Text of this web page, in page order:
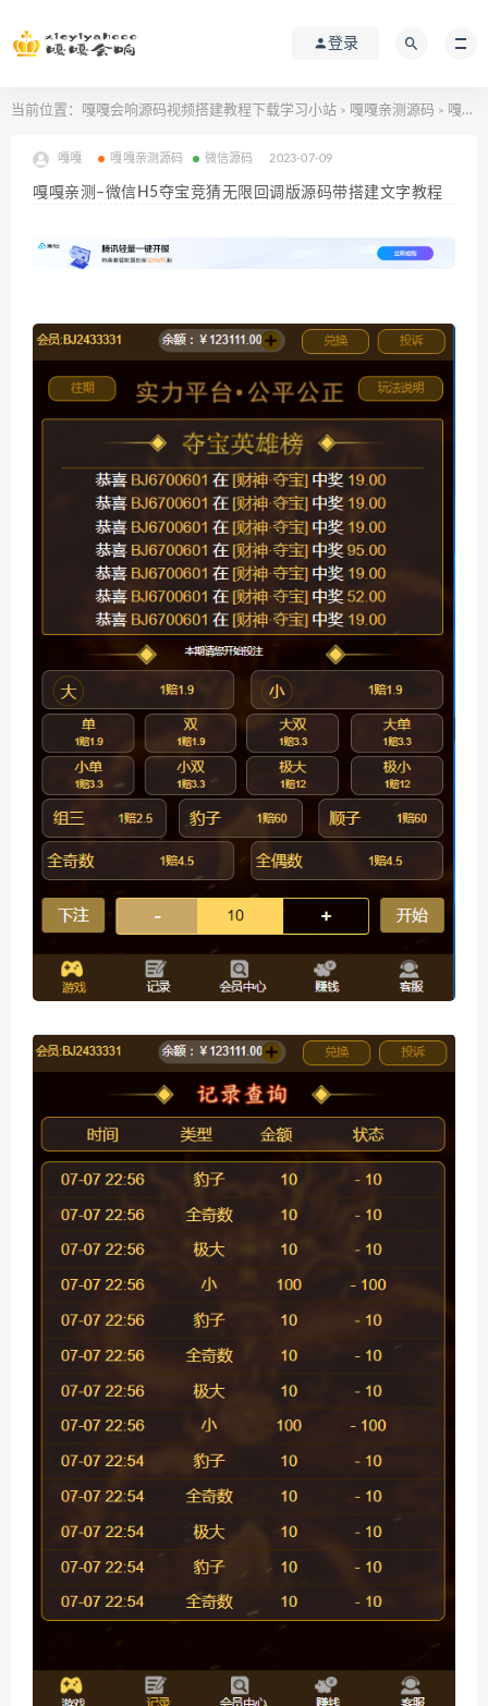
登录
当前位置： 嘎嘎会响源码视频搭建教程下载学习小站 > 嘎嘎亲测源码 > 嘎嘎亲测–微信H5夺宝竞猜无限回调版源码带搭建文字教程
嘎嘎 嘎嘎亲测源码 微信源码 2023-07-09
嘎嘎亲测–微信H5夺宝竞猜无限回调版源码带搭建文字教程